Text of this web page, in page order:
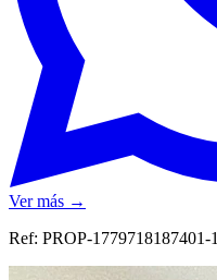
Ver más →
Ref: PROP-1779718187401-1